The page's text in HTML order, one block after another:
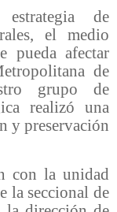
de
el medio
pueda afectar
de
grupo de
realizó una
y preservación
con la unidad
la seccional de